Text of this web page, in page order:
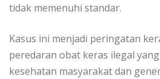
tidak memenuhi standar.
Kasus ini menjadi peringatan
peredaran obat keras ilegal
kesehatan masyarakat dan